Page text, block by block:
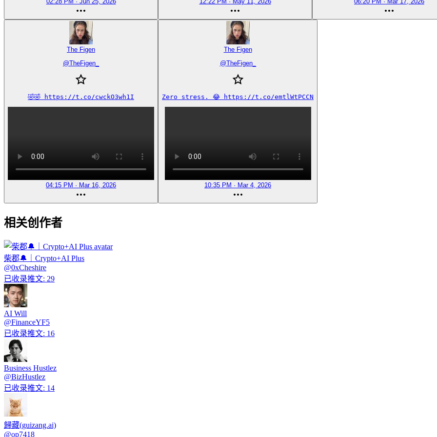
The Figen
@TheFigen_
🤣🤣 https://t.co/cwckO3wh1I
04:15 PM · Mar 16, 2026
The Figen
@TheFigen_
Zero stress. 😂 https://t.co/emtlWtPCCN
10:35 PM · Mar 4, 2026
相关创作者
柴郡🔔｜Crypto+AI Plus
@0xCheshire
已收录推文: 29
AI Will
@FinanceYF5
已收录推文: 16
Business Hustlez
@BizHustlez
已收录推文: 14
歸藏(guizang.ai)
@op7418